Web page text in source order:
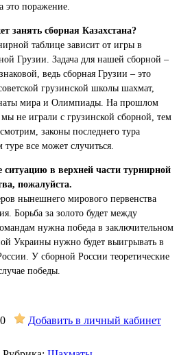
это поражение.
занять сборная Казахстана?
таблице зависит от игры в
Грузии. Задача для нашей сборной –
ведь сборная Грузии – это
грузинской школы шахмат,
мира и Олимпиады. На прошлом
не играли с грузинской сборной, тем
законы последнего тура
все может случиться.
в верхней части турнирной
пожалуйста.
нынешнего мирового первенства
Борьба за золото будет между
нужна победа в заключительном
Украины нужно будет выигрывать в
У сборной России теоретические
победы.
0 Добавить в личный кабинет